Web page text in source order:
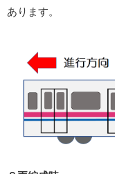
あります。